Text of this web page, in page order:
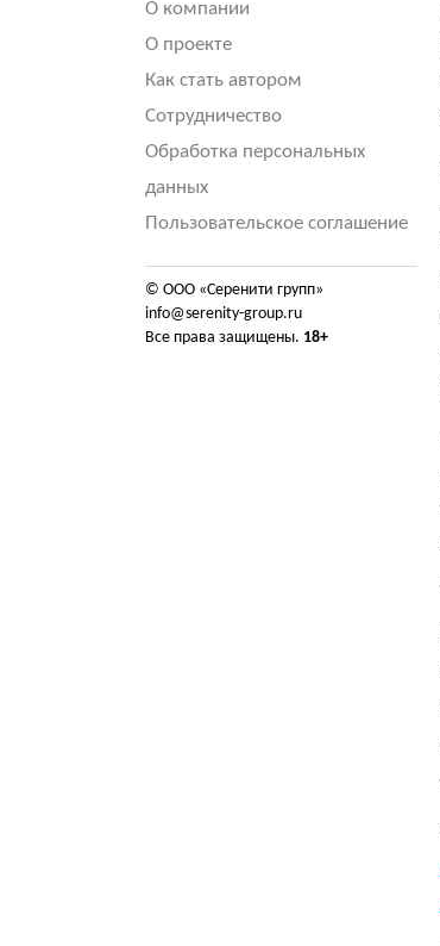
О компании
О проекте
Как стать автором
Сотрудничество
Обработка персональных
данных
Пользовательское соглашение
© ООО «Серенити групп»
info@serenity-group.ru
Все права защищены. 18+